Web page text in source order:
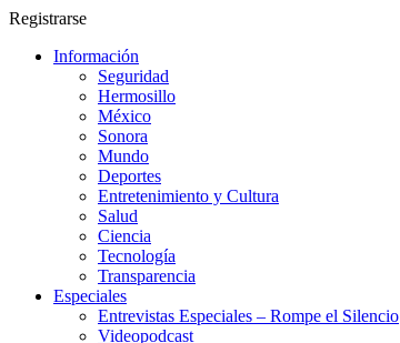
Registrarse
Información
Seguridad
Hermosillo
México
Sonora
Mundo
Deportes
Entretenimiento y Cultura
Salud
Ciencia
Tecnología
Transparencia
Especiales
Entrevistas Especiales – Rompe el Silencio
Videopodcast